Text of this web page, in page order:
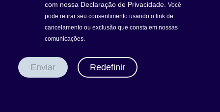
com nossa Declaração de Privacidade. Você
pode retirar seu consentimento usando o link de
cancelamento ou exclusão que consta em nossas
comunicações.
Enviar Redefinir